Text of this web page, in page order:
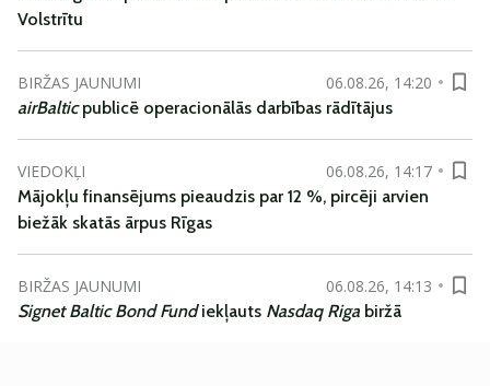
Volstrītu
BIRŽAS JAUNUMI
06.08.26, 14:20
airBalticpublicē operacionālās darbības rādītājus
VIEDOKĻI
06.08.26, 14:17
Mājokļu finansējums pieaudzis par 12 %, pircēji arvien
biežāk skatās ārpus Rīgas
BIRŽAS JAUNUMI
06.08.26, 14:13
Signet Baltic Bond Fundiekļauts Nasdaq Riga biržā